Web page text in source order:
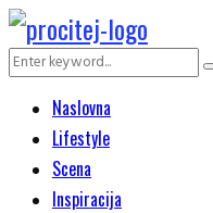
Search
Naslovna
Lifestyle
Scena
Inspiracija